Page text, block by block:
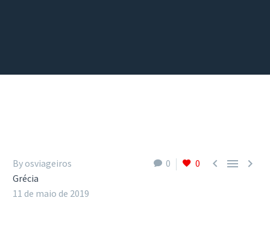
0 0   
By osviageiros
Grécia
11 de maio de 2019